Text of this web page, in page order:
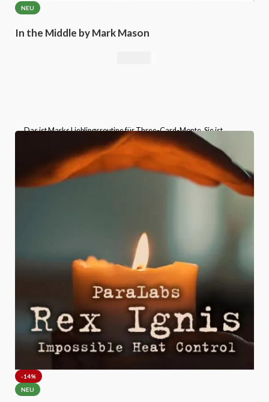
NEU
In the Middle by Mark Mason
„Das ist Marks Lieblingsroutine für Three-Card-Monte. Sie ist
unglaublich einfach vorzuführen und hat trotzdem eine Wirkung, die
weit über ihre Einfachheit hinausgeht! Alles, was du brauchst, sind
zwei Könige und eine Dame.“
-14%
NEU